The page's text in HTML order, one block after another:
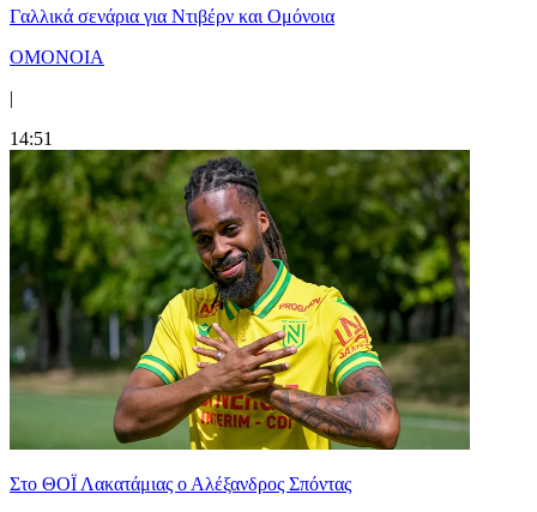
Γαλλικά σενάρια για Ντιβέρν και Ομόνοια
ΟΜΟΝΟΙΑ
|
14:51
Στο ΘΟΪ Λακατάμιας ο Αλέξανδρος Σπόντας